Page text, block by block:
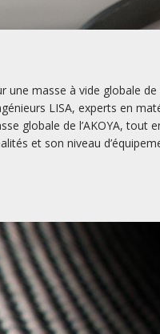
une masse à vide globale
LISA, experts en
globale de l’AKOYA, tout
et son niveau